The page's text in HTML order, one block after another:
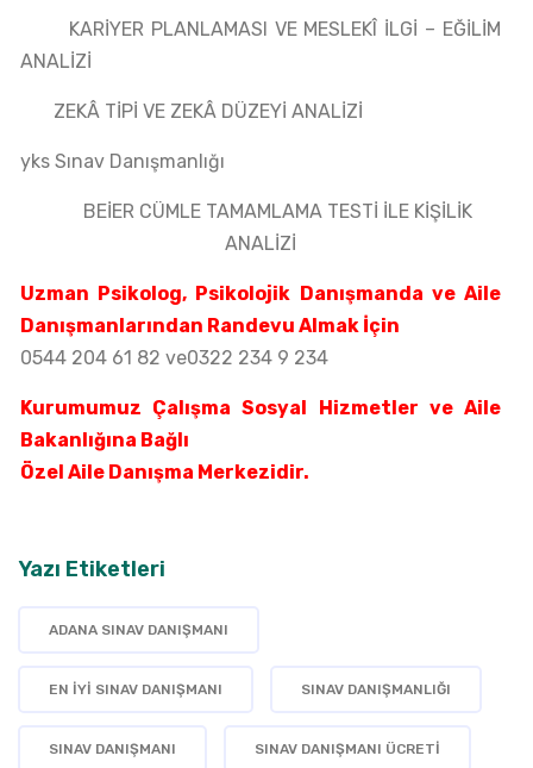
KARİYER PLANLAMASI VE MESLEKÎ İLGİ – EĞİLİM
ANALİZİ
ZEKÂ TİPİ VE ZEKÂ DÜZEYİ ANALİZİ
yks Sınav Danışmanlığı
BEİER CÜMLE TAMAMLAMA TESTİ İLE KİŞİLİK
ANALİZİ
Uzman Psikolog, Psikolojik Danışmanda veAile
Danışmanlarından Randevu Almak İçin
0544 204 61 82 ve0322 234 9 234
Kurumumuz Çalışma Sosyal Hizmetler ve Aile
Bakanlığına Bağlı
Özel Aile Danışma Merkezidir.
Yazı Etiketleri
ADANA SINAV DANIŞMANI
EN IYI SINAV DANIŞMANI SINAV DANIŞMANLIĞI
SINAV DANIŞMANI SINAV DANIŞMANI ÜCRETI